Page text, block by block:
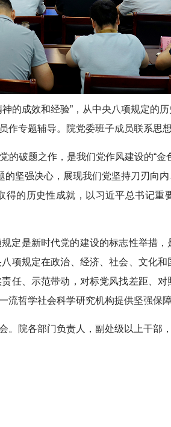
的成效和经验”，从中央八项规定的
专题辅导。院党委班子成员联系思
破题之作，是我们党作风建设的“
坚强决心，展现我们党坚持刀刃向
的历史性成就，以习近平总书记重
定是新时代党的建设的标志性举措
项规定在政治、经济、社会、文化
任、示范带动，对标党风找差距、
哲学社会科学研究机构提供坚强保障
院各部门负责人，副处级以上干部